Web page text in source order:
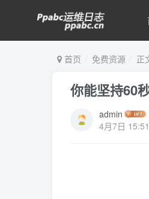
首页 免费资源 正
你能坚持60
admin
4月7日